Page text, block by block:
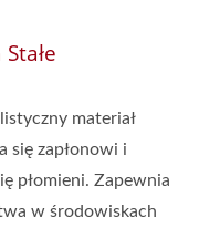
materiał
się zapłonowi i
płomieni. Zapewnia
w środowiskach